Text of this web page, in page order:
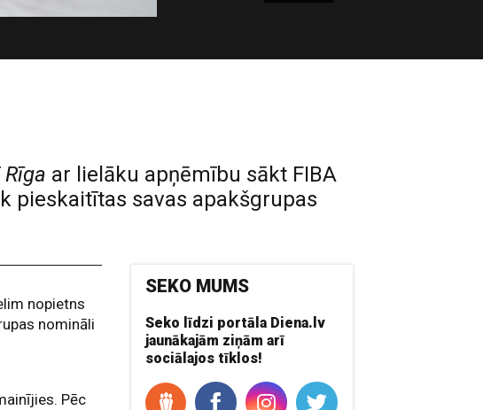
Rīga ar lielāku apņēmību sākt FIBA
pieskaitītas savas apakšgrupas
nopietns
nomināli
Pēc
SEKO MUMS
Seko līdzi portāla Diena.lv
jaunākajām ziņām arī
sociālajos tīklos!